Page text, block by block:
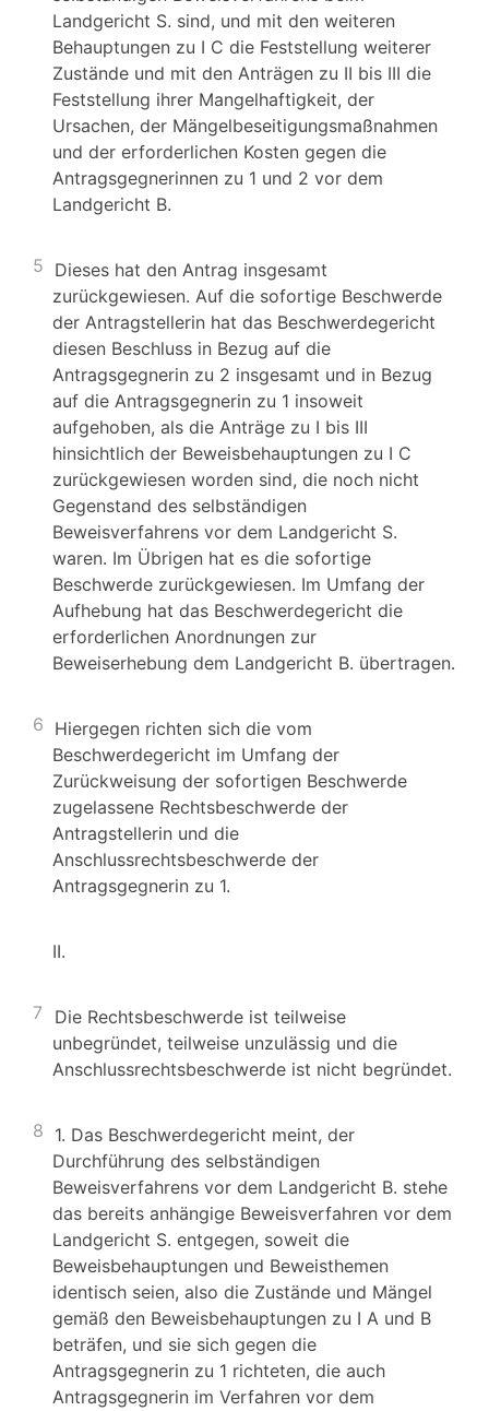
Landgericht S. sind, und mit den weiteren
Behauptungen zu I C die Feststellung weiterer
Zustände und mit den Anträgen zu II bis III die
Feststellung ihrer Mangelhaftigkeit, der
Ursachen, der Mängelbeseitigungsmaßnahmen
und der erforderlichen Kosten gegen die
Antragsgegnerinnen zu 1 und 2 vor dem
Landgericht B.
5 Dieses hat den Antrag insgesamt
zurückgewiesen. Auf die sofortige Beschwerde
der Antragstellerin hat das Beschwerdegericht
diesen Beschluss in Bezug auf die
Antragsgegnerin zu 2 insgesamt und in Bezug
auf die Antragsgegnerin zu 1 insoweit
aufgehoben, als die Anträge zu I bis III
hinsichtlich der Beweisbehauptungen zu I C
zurückgewiesen worden sind, die noch nicht
Gegenstand des selbständigen
Beweisverfahrens vor dem Landgericht S.
waren. Im Übrigen hat es die sofortige
Beschwerde zurückgewiesen. Im Umfang der
Aufhebung hat das Beschwerdegericht die
erforderlichen Anordnungen zur
Beweiserhebung dem Landgericht B. übertragen.
6 Hiergegen richten sich die vom
Beschwerdegericht im Umfang der
Zurückweisung der sofortigen Beschwerde
zugelassene Rechtsbeschwerde der
Antragstellerin und die
Anschlussrechtsbeschwerde der
Antragsgegnerin zu 1.
II.
7
Die Rechtsbeschwerde ist teilweise
unbegründet, teilweise unzulässig und die
Anschlussrechtsbeschwerde ist nicht begründet.
8 1. Das Beschwerdegericht meint, der
Durchführung des selbständigen
Beweisverfahrens vor dem Landgericht B. stehe
das bereits anhängige Beweisverfahren vor dem
Landgericht S. entgegen, soweit die
Beweisbehauptungen und Beweisthemen
identisch seien, also die Zustände und Mängel
gemäß den Beweisbehauptungen zu I A und B
beträfen, und sie sich gegen die
Antragsgegnerin zu 1 richteten, die auch
Antragsgegnerin im Verfahren vor dem